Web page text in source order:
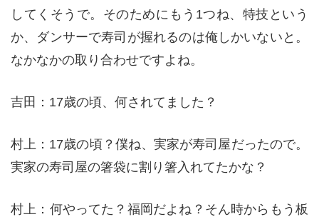
してくそうで。そのためにもう1つね、特技という
か、ダンサーで寿司が握れるのは俺しかいないと。
なかなかの取り合わせですよね。
吉田：17歳の頃、何されてました？
村上：17歳の頃？僕ね、実家が寿司屋だったので。
実家の寿司屋の箸袋に割り箸入れてたかな？
村上：何やってた？福岡だよね？そん時からもう板